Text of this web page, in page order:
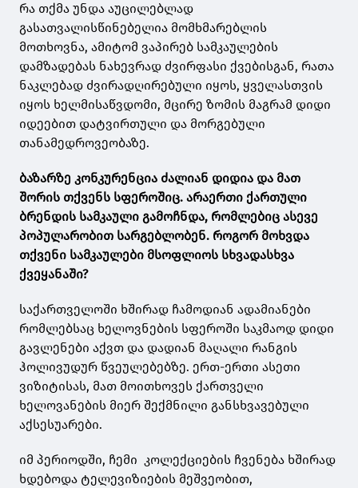
რა თქმა უნდა აუცილებლად
გასათვალისწინებელია მომხმარებლის
მოთხოვნა, ამიტომ ვაპირებ სამკაულების
დამზადებას ნახევრად ძვირფასი ქვებისგან, რათა
ნაკლებად ძვირადღირებული იყოს, ყველასთვის
იყოს ხელმისაწვდომი, მცირე ზომის მაგრამ დიდი
იდეებით დატვირთული და მორგებული
თანამედროვეობაზე.
ბაზარზე კონკურენცია ძალიან დიდია და მათ
შორის თქვენს სფეროშიც. არაერთი ქართული
ბრენდის სამკაული გამოჩნდა, რომლებიც ასევე
პოპულარობით სარგებლობენ. როგორ მოხვდა
თქვენი სამკაულები მსოფლიოს სხვადასხვა
ქვეყანაში?
საქართველოში ხშირად ჩამოდიან ადამიანები
რომლებსაც ხელოვნების სფეროში საკმაოდ დიდი
გავლენები აქვთ და დადიან მაღალი რანგის
ჰოლივუდურ წვეულებებზე. ერთ-ერთი ასეთი
ვიზიტისას, მათ მოითხოვეს ქართველი
ხელოვანების მიერ შექმნილი განსხვავებული
აქსესუარები.
იმ პერიოდში, ჩემი კოლექციების ჩვენება ხშირად
ხდებოდა ტელევიზიების მეშვეობით,